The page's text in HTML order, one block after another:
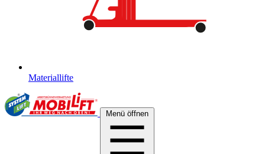
Materiallifte
Menü öffnen